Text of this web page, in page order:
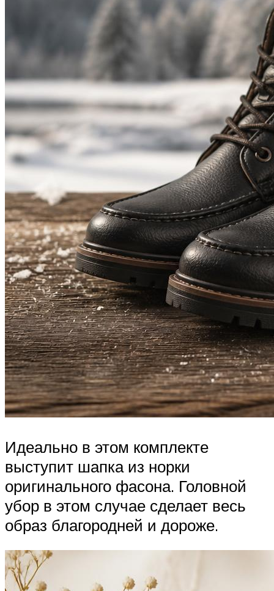
Идеально в этом комплекте
выступит шапка из норки
оригинального фасона. Головной
убор в этом случае сделает весь
образ благородней и дороже.